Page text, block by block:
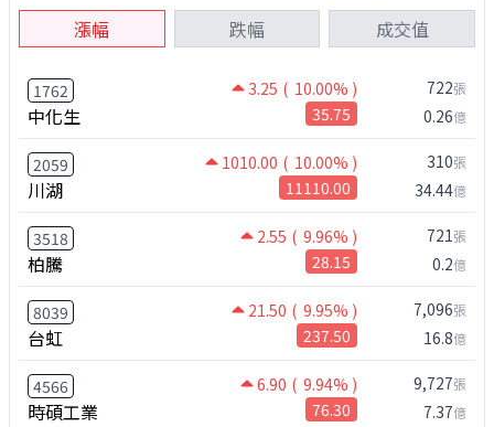
漲幅 跌幅 成交值
1762 3.25 ( 10.00% )
中化生 35.75
722張
0.26億
2059 1010.00 ( 10.00% )
川湖 11110.00
310張
34.44億
3518 2.55 ( 9.96% )
柏騰 28.15
721張
0.2億
8039 21.50 ( 9.95% )
台虹 237.50
7,096張
16.8億
4566 6.90 ( 9.94% )
時碩工業 76.30
9,727張
7.37億